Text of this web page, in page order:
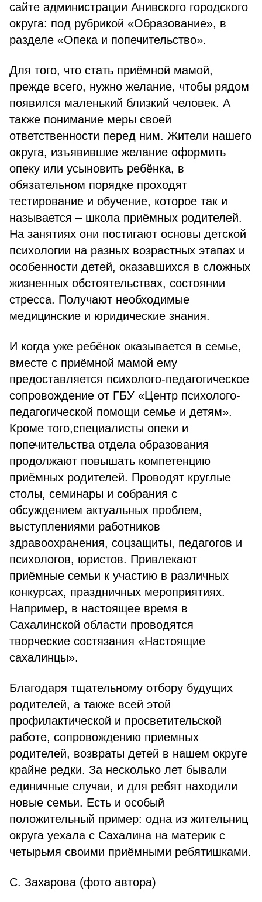
сайте администрации Анивского городского
округа: под рубрикой «Образование», в
разделе «Опека и попечительство».
Для того, что стать приёмной мамой,
прежде всего, нужно желание, чтобы рядом
появился маленький близкий человек. А
также понимание меры своей
ответственности перед ним. Жители нашего
округа, изъявившие желание оформить
опеку или усыновить ребёнка, в
обязательном порядке проходят
тестирование и обучение, которое так и
называется – школа приёмных родителей.
На занятиях они постигают основы детской
психологии на разных возрастных этапах и
особенности детей, оказавшихся в сложных
жизненных обстоятельствах, состоянии
стресса. Получают необходимые
медицинские и юридические знания.
И когда уже ребёнок оказывается в семье,
вместе с приёмной мамой ему
предоставляется психолого-педагогическое
сопровождение от ГБУ «Центр психолого-
педагогической помощи семье и детям».
Кроме того,специалисты опеки и
попечительства отдела образования
продолжают повышать компетенцию
приёмных родителей. Проводят круглые
столы, семинары и собрания с
обсуждением актуальных проблем,
выступлениями работников
здравоохранения, соцзащиты, педагогов и
психологов, юристов. Привлекают
приёмные семьи к участию в различных
конкурсах, праздничных мероприятиях.
Например, в настоящее время в
Сахалинской области проводятся
творческие состязания «Настоящие
сахалинцы».
Благодаря тщательному отбору будущих
родителей, а также всей этой
профилактической и просветительской
работе, сопровождению приемных
родителей, возвраты детей в нашем округе
крайне редки. За несколько лет бывали
единичные случаи, и для ребят находили
новые семьи. Есть и особый
положительный пример: одна из жительниц
округа уехала с Сахалина на материк с
четырьмя своими приёмными ребятишками.
С. Захарова (фото автора)